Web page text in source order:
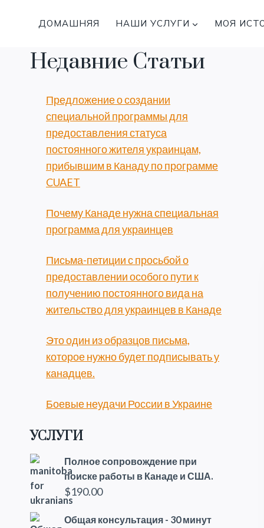
ДОМАШНЯЯ НАШИ УСЛУГИ МОЯ
Недавние Статьи
Предложение о создании
специальной программы для
предоставления статуса
постоянного жителя украинцам,
прибывшим в Канаду по программе
CUAET
Почему Канаде нужна специальная
программа для украинцев
Письма-петиции с просьбой о
предоставлении особого пути к
получению постоянного вида на
жительство для украинцев в Канаде
Это один из образцов письма,
которое нужно будет подписывать у
канадцев.
Боевые неудачи России в Украине
УСЛУГИ
Полное сопровождение при
поиске работы в Канаде и США.
$190.00
Общая консультация - 30 минут